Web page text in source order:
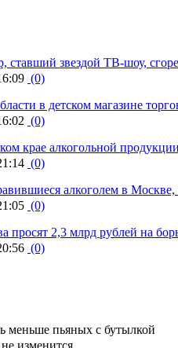
ставший звездой ТВ-шоу,
(0)
в детском магазине
(0)
крае алкогольной
(0)
алкоголем в Москве,
(0)
просят 2,3 млрд рублей на
(0)
меньше пьяных с бутылкой